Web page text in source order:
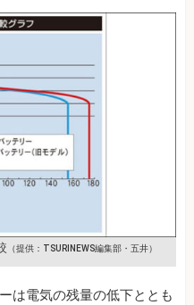
（提供：TSURINEWS編集部・五井）
は電気の残量の低下ととも